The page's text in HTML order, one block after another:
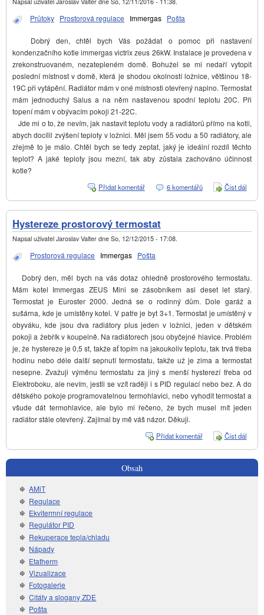
Průtoky Prostorová regulace Immergas Pošta
Dobrý den, chtěl bych Vás požádat o pomoc při nastavení
kondenzačního kotle immergas victrix zeus 26kW. Instalace je provedena v
zrekonstruovaném, nezatepleném domě. Bohužel se mi nedaří vytopit
poslední místnost v domě, která je shodou okolností ložnice, většinou 18-
19C při vytápění. Radiátor mám v oné místnosti otevřený naplno. Termostat
mám jednoduchý Salus a na něm nastavenou spodní teplotu 20C. Při
topení mám v obývacím pokoji 21-22C.
Jde mi o to, že nevím, jak nastavit teplotu vody a radiátorů přímo na kotli,
abych docílil zvýšení teploty v ložnici. Měl jsem 55 vodu a 50 radiátory, ale
zřejmě to je málo. Chtěl bych se tedy zeptat, jaký je ideální rozdíl těchto
teplot? A jaké teploty jsou mezní, tak aby zůstala zachováno účinnost
kotle?
Číst dál
teplot
6 komentářů
Přidat komentář
Hystereze prostorový termostat
Napsal uživatel Jaroslav Valter dne So, 12/12/2015 - 17:08
Prostorová regulace Immergas Pošta
Dobrý den, měl bych na vás dotaz ohledně prostorového termostatu.
Mám kotel Immergas ZEUS Mini se zásobníkem asi deset let starý.
Termostat je Euroster 2000. Jedná se o rodinný dům. Dole garáž a
sušárna, kde je umístěny kotel. V patře je byt 3+1. Termostat je umístěný v
obyváku, kde jsou dva radiátory plus jeden v ložnici, jeden v dětském
pokoji a žebřík v koupelně. Na radiátorech jsou obyčejné hlavice. Problém
je, že hystereze je 0,5 st, takže ať topím na jakoukoliv teplotu, tak trvá třeba
hodinu nebo déle další sepnutí termostatu, takže už je zima a termostat
nesepne. Zvažuji výměnu termostatu za jiný s menší hysterezí třeba od
Elektroboku, ale nevím, jestli se vzít raději i s PID regulací nebo bez. A do
dětského pokoje programovatelnou termohlavici, nebo vyhodit termostat a
všude dát termohlavice, ale bylo mi řečeno, že bych musel mít jeden
radiátor stále otevřený. Zajímal by mě váš názor. Děkuji.
Číst dál
Přidat komentář
Obsah
AMiT
Regulace
Ekvitermní regulace
Regulátor PID
Rekuperace tepla/chladu
Nápady
Etatherm
Vizualizace
Fotogalerie
Citáty a slogany ZDE
Pošta